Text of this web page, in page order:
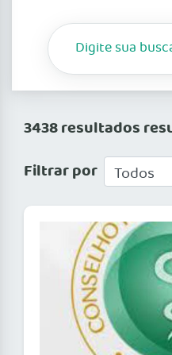
3438 resultados
Filtrar por